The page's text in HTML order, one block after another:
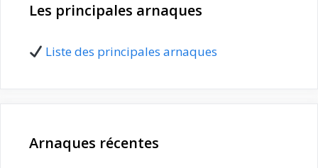
Les principales arnaques
Liste des principales arnaques
Arnaques récentes